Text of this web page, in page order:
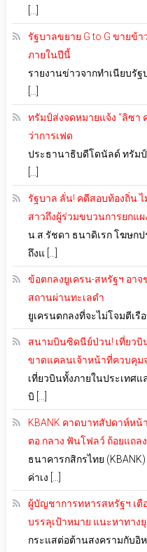
[…]
รัฐบาลขยาย G to G ขายข้
ภายในปีนี้
รายงานข่าวจากทำเนียบรัฐ
[…]
ทรัมป์ส่งจดหมายแจ้ง “ลิซา
ว่าการเฟด
ประธานาธิบดีโดนัลด์ ทรัม
[…]
รัฐบาล ลั่น! คดีสอบท้องถิ่น
สาวถึงผู้ร่วมขบวนการยกแผ
น.ส.รัชดา ธนาดิเรก โฆษก
ถึงแ […]
ข้อตกลงยูเครน-สหรัฐฯ อา
สถานผ่านทะเลดำ
ยูเครนตกลงที่จะไม่โจมตีเรื
สนามบินซิดนีย์ป่วน! เที่ยวบิ
ขาดแคลนเจ้าหน้าที่ควบคุม
เที่ยวบินทั้งภายในประเทศ
บิ […]
KBANK คาดบาทสัปดาห์หน้
ตอ.กลาง ฟันโฟลว์ ถ้อยแถล
ธนาคารกสิกรไทย
ค่าเง […]
ผู้บัญชาการทหารสหรัฐฯ เตื
บรรลุเป้าหมาย แนะหาทาง
กระแสต่อต้านสงครามกับอิ